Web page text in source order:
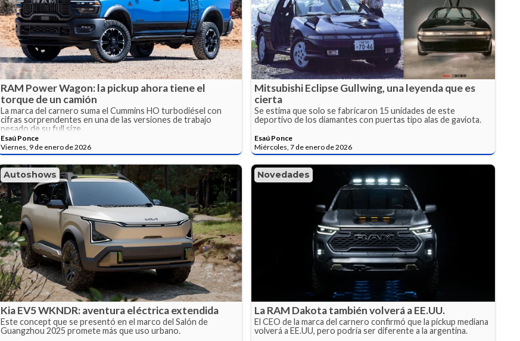
RAM Power Wagon: la pickup ahora tiene el
torque de un camión
La marca del carnero suma el Cummins HO turbodiésel con
cifras sorprendentes en una de las versiones de trabajo
pesado de su full size.
Esaú Ponce
Viernes, 9 de enero de 2026
Mitsubishi Eclipse Gullwing, una leyenda que es
cierta
Se estima que solo se fabricaron 15 unidades de este
deportivo de los diamantes con puertas tipo alas de gaviota.
Esaú Ponce
Miércoles, 7 de enero de 2026
Autoshows
Kia EV5 WKNDR: aventura eléctrica extendida
Este concept que se presentó en el marco del Salón de
Guangzhou 2025 promete más que uso urbano.
Novedades
La RAM Dakota también volverá a EE.UU.
El CEO de la marca del carnero confirmó que la pickup mediana
volverá a EE.UU, pero podría ser diferente a la argentina.